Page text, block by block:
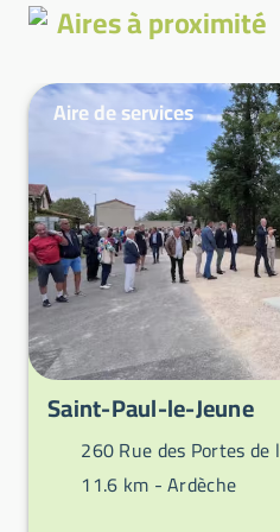
Aires à proximité
Aire de services
Saint-Paul-le-Jeune
260 Rue des Portes de
11.6 km -Ardèche